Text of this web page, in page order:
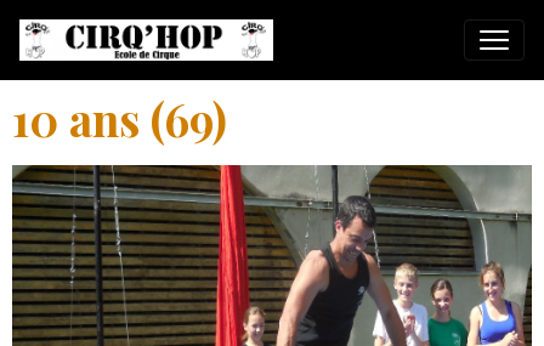
10 ans (69)